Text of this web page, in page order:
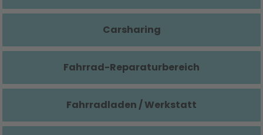
Carsharing
Fahrrad-Reparaturbereich
Fahrradladen / Werkstatt